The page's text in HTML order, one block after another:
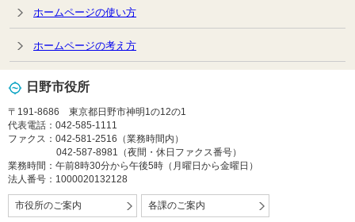
ホームページの使い方
ホームページの考え方
日野市役所
〒191-8686 東京都日野市神明1の12の1
代表電話：042-585-1111
ファクス：042-581-2516（業務時間内）
042-587-8981（夜間・休日ファクス番号）
業務時間：午前8時30分から午後5時（月曜日から金曜日）
法人番号：1000020132128
市役所のご案内 各課のご案内